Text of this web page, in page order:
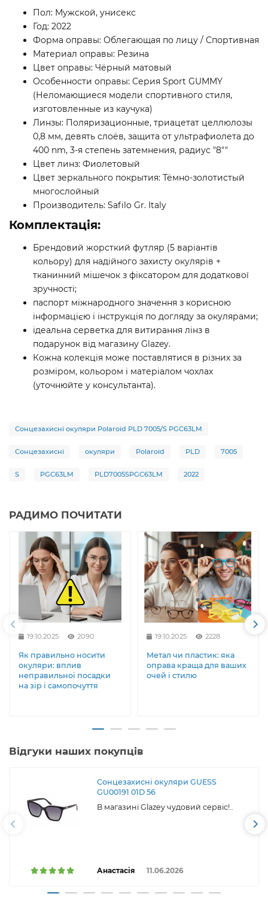
Пол: Мужской, унисекс
Год: 2022
Форма оправы: Облегающая по лицу / Спортивная
Материал оправы: Резина
Цвет оправы: Чёрный матовый
Особенности оправы: Серия Sport GUMMY
(Неломающиеся модели спортивного стиля,
изготовленные из каучука)
Линзы: Поляризационные, триацетат целлюлозы
0,8 мм, девять слоёв, защита от ультрафиолета до
400 nm, 3-я степень затемнения, радиус "8""
Цвет линз: Фиолетовый
Цвет зеркального покрытия: Тёмно-золотистый
многослойный
Производитель: Safilo Gr. Italy
Комплектація:
Брендовий жорсткий футляр (5 варіантів
кольору) для надійного захисту окулярів +
тканинний мішечок з фіксатором для додаткової
зручності;
паспорт міжнародного значення з корисною
інформацією і інструкція по догляду за окулярами;
ідеальна серветка для витирання лінз в
подарунок від магазину Glazey.
Кожна колекція може поставлятися в різних за
розміром, кольором і матеріалом чохлах
(уточнюйте у консультанта).
Сонцезахисні окуляри Polaroid PLD 7005/S PGC63LM
Сонцезахисні окуляри Polaroid PLD 7005
S PGC63LM PLD7005SPGC63LM 2022
РАДИМО ПОЧИТАТИ
19.10.2025 2090
Як правильно носити
окуляри: вплив
неправильної посадки
на зір і самопочуття
19.10.2025 2228
Метал чи пластик: яка
оправа краща для ваших
очей і стилю
Відгуки наших покупців
Сонцезахисні окуляри GUESS
GU00191 01D 56
В магазині Glazey чудовий сервіс!..
Анастасія 11.06.2026